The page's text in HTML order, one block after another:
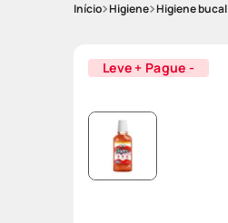
Higiene Higiene bucal
Leve + Pague -